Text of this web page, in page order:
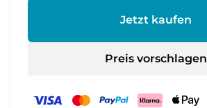
Jetzt kaufen
Preis vorschlagen